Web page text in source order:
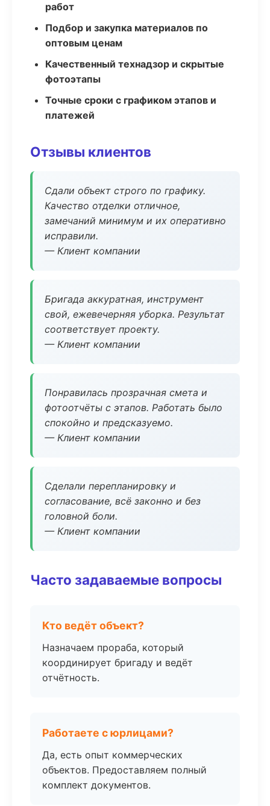
работ
Подбор и закупка материалов по
оптовым ценам
Качественный технадзор и скрытые
фотоэтапы
Точные сроки с графиком этапов и
платежей
Отзывы клиентов
Сдали объект строго по графику.
Качество отделки отличное,
замечаний минимум и их оперативно
исправили.
— Клиент компании
Бригада аккуратная, инструмент
свой, ежевечерняя уборка. Результат
соответствует проекту.
— Клиент компании
Понравилась прозрачная смета и
фотоотчёты с этапов. Работать было
спокойно и предсказуемо.
— Клиент компании
Сделали перепланировку и
согласование, всё законно и без
головной боли.
— Клиент компании
Часто задаваемые вопросы
Кто ведёт объект?
Назначаем прораба, который
координирует бригаду и ведёт
отчётность.
Работаете с юрлицами?
Да, есть опыт коммерческих
объектов. Предоставляем полный
комплект документов.